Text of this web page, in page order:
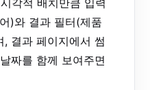
각적 배치만큼 입력
)와 결과 필터(제품
결과 페이지에서 썸
짜를 함께 보여주면